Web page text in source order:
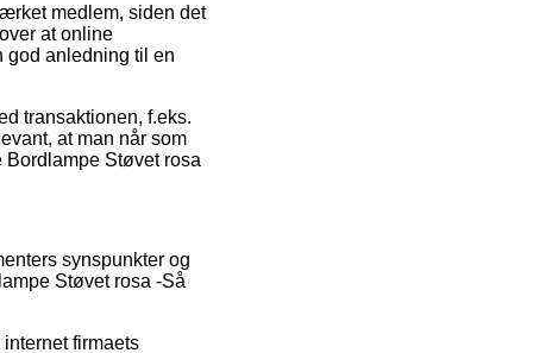
medlem, siden det
at online
god anledning til en
transaktionen, f.eks.
at man når som
Bordlampe Støvet rosa
synspunkter og
Støvet rosa -Så
firmaets